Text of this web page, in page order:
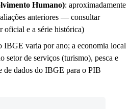
Humano): aproximadamente
anteriores — consultar
e a série histórica)
IBGE varia por ano; a economia local
setor de serviços (turismo), pesca e
de dados do IBGE para o PIB